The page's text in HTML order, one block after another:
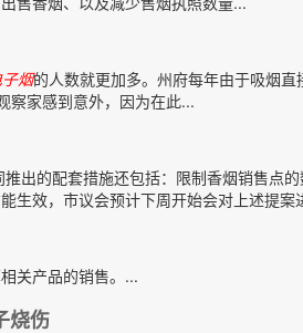
子烟的人数就更加多。州府每年由于吸烟
察家感到意外，因为在此...
出的配套措施还包括：限制香烟销售点
生效，市议会预计下周开始会对上述提案
关产品的销售。...
烧伤